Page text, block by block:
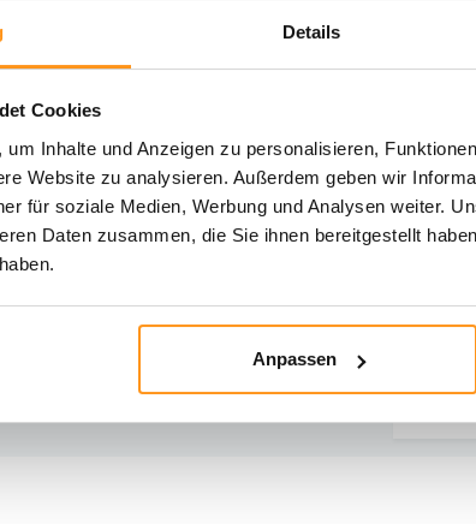
Details
Cookies
Inhalte und Anzeigen zu personalisieren,
Website zu analysieren. Außerdem geben wir
für soziale Medien, Werbung und Analysen weiter.
Daten zusammen, die Sie ihnen bereitgestellt
Anpassen
du Hilfe?
unseren Kundenservice
Rücksendung